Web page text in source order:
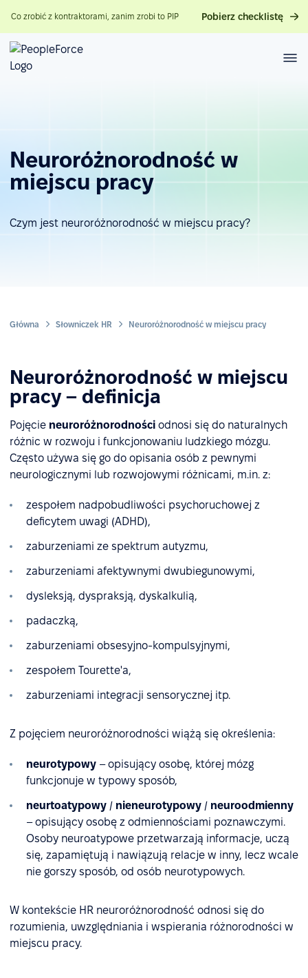
Co zrobić z kontraktorami, zanim zrobi to PIP Pobierz checklistę
Neuroróżnorodność w
miejscu pracy
Czym jest neuroróżnorodność w miejscu pracy?
Główna Słowniczek HR Neuroróżnorodność w miejscu pracy
Neuroróżnorodność w miejscu
pracy – definicja
Pojęcie neuroróżnorodności odnosi się do naturalnych
różnic w rozwoju i funkcjonowaniu ludzkiego mózgu.
Często używa się go do opisania osób z pewnymi
neurologicznymi lub rozwojowymi różnicami, m.in. z:
zespołem nadpobudliwości psychoruchowej z
deficytem uwagi (ADHD),
zaburzeniami ze spektrum autyzmu,
zaburzeniami afektywnymi dwubiegunowymi,
dysleksją, dyspraksją, dyskalkulią,
padaczką,
zaburzeniami obsesyjno-kompulsyjnymi,
zespołem Tourette'a,
zaburzeniami integracji sensorycznej itp.
Z pojęciem neuroróżnorodności wiążą się określenia:
neurotypowy – opisujący osobę, której mózg
funkcjonuje w typowy sposób,
neurtoatypowy / nieneurotypowy / neuroodmienny
– opisujący osobę z odmiennościami poznawczymi.
Osoby neuroatypowe przetwarzają informacje, uczą
się, zapamiętują i nawiązują relacje w inny, lecz wcale
nie gorszy sposób, od osób neurotypowych.
W kontekście HR neuroróżnorodność odnosi się do
rozumienia, uwzględniania i wspierania różnorodności w
miejscu pracy.